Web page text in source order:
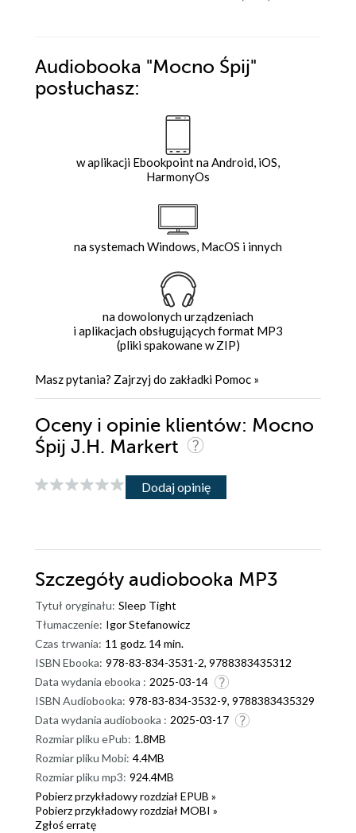
Audiobooka "Mocno Śpij"
posłuchasz:
w aplikacji Ebookpoint na Android, iOS,
HarmonyOs
na systemach Windows, MacOS i innych
na dowolonych urządzeniach
i aplikacjach obsługujących format MP3
(pliki spakowane w ZIP)
Masz pytania? Zajrzyj do zakładki Pomoc »
Oceny i opinie klientów: Mocno
Śpij J.H. Markert
Dodaj opinię
Szczegóły audiobooka MP3
Tytuł oryginału: Sleep Tight
Tłumaczenie: Igor Stefanowicz
Czas trwania: 11 godz. 14 min.
ISBN Ebooka: 978-83-834-3531-2, 9788383435312
Data wydania ebooka : 2025-03-14
ISBN Audiobooka: 978-83-834-3532-9, 9788383435329
Data wydania audiobooka : 2025-03-17
Rozmiar pliku ePub: 1.8MB
Rozmiar pliku Mobi: 4.4MB
Rozmiar pliku mp3: 924.4MB
Pobierz przykładowy rozdział EPUB »
Pobierz przykładowy rozdział MOBI »
Zgłoś erratę